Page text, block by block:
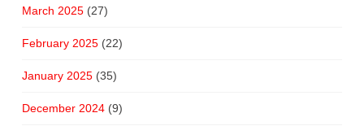
March 2025(27)
February 2025(22)
January 2025(35)
December 2024(9)